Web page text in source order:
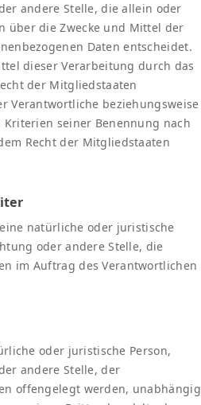
andere Stelle, die allein oder
über die Zwecke und Mittel der
Daten entscheidet.
dieser Verarbeitung durch das
der Mitgliedstaaten
Verantwortliche beziehungsweise
seiner Benennung nach
Recht der Mitgliedstaaten
natürliche oder juristische
oder andere Stelle, die
im Auftrag des Verantwortlichen
oder juristische Person,
andere Stelle, der
offengelegt werden, unabhängig